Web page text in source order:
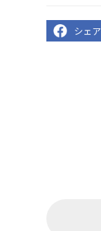
シェア